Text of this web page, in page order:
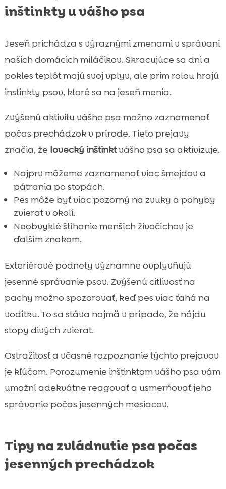
inštinkty u vášho psa
Jeseň prichádza s výraznými zmenami v správaní
našich domácich miláčikov. Skracujúce sa dni a
pokles teplôt majú svoj vplyv, ale prim rolou hrajú
instinkty psov, ktoré sa na jeseň menia.
Zvýšenú aktivitu vášho psa možno zaznamenať
počas prechádzok v prírode. Tieto prejavy
značia, že lovecký inštinktvášho psa sa aktivizuje.
Najprv môžeme zaznamenať viac šmejdov a
pátrania po stopách.
Pes môže byť viac pozorný na zvuky a pohyby
zvierat v okolí.
Neobvyklé štíhanie menších živočíchov je
ďalším znakom.
Exteriérové podnety významne ovplyvňujú
jesenné správanie psov. Zvýšenú citlivosť na
pachy možno spozorovať, keď pes viac ťahá na
vodítku. To sa stáva najmä v prípade, že nájdu
stopy divých zvierat.
Ostražitosť a včasné rozpoznanie týchto prejavov
je kľúčom. Porozumenie inštinktom vášho psa vám
umožní adekvátne reagovať a usmerňovať jeho
správanie počas jesenných mesiacov.
Tipy na zvládnutie psa počas
jesenných prechádzok